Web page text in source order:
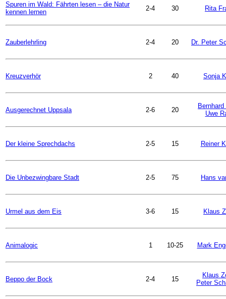
Spuren im Wald: Fährten lesen – die Natur
kennen lernen
2-4 30 Rita
Zauberlehrling 2-4 20 Dr. Peter
Kreuzverhör 2 40 Sonja
Ausgerechnet Uppsala 2-6 20
Uwe
Der kleine Sprechdachs 2-5 15 Reiner
Die Unbezwingbare Stadt 2-5 75 Hans
Urmel aus dem Eis 3-6 15 Klaus
Animalogic 1 10-25 Mark
Beppo der Bock 2-4 15
Klaus
Peter